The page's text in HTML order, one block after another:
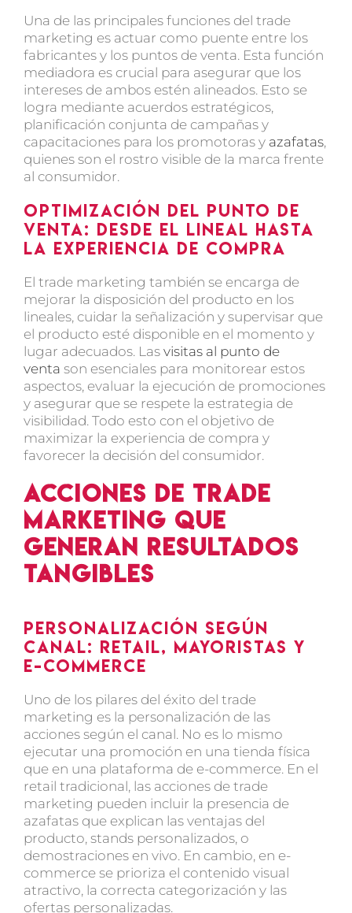
Una de las principales funciones del trade
marketing es actuar como puente entre los
fabricantes y los puntos de venta. Esta función
mediadora es crucial para asegurar que los
intereses de ambos estén alineados. Esto se
logra mediante acuerdos estratégicos,
planificación conjunta de campañas y
capacitaciones para los promotoras y azafatas,
quienes son el rostro visible de la marca frente
al consumidor.
Optimización del punto de
venta: desde el lineal hasta
la experiencia de compra
El trade marketing también se encarga de
mejorar la disposición del producto en los
lineales, cuidar la señalización y supervisar que
el producto esté disponible en el momento y
lugar adecuados. Las visitas al punto de
venta son esenciales para monitorear estos
aspectos, evaluar la ejecución de promociones
y asegurar que se respete la estrategia de
visibilidad. Todo esto con el objetivo de
maximizar la experiencia de compra y
favorecer la decisión del consumidor.
Acciones de trade
marketing que
generan resultados
tangibles
Personalización según
canal: retail, mayoristas y
e-commerce
Uno de los pilares del éxito del trade
marketing es la personalización de las
acciones según el canal. No es lo mismo
ejecutar una promoción en una tienda física
que en una plataforma de e-commerce. En el
retail tradicional, las acciones de trade
marketing pueden incluir la presencia de
azafatas que explican las ventajas del
producto, stands personalizados, o
demostraciones en vivo. En cambio, en e-
commerce se prioriza el contenido visual
atractivo, la correcta categorización y las
ofertas personalizadas.